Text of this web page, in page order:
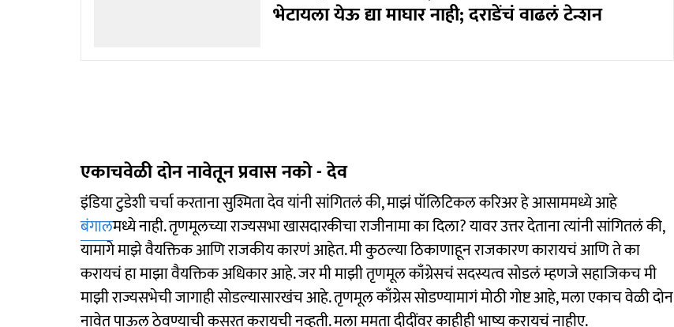
भेटायला येऊ द्या माघार नाही; दराडेंचं वाढलं टेन्शन
एकाचवेळी दोन नावेतून प्रवास नको - देव
इंडिया टुडेशी चर्चा करताना सुश्मिता देव यांनी सांगितलं की, माझं पॉलिटिकल करिअर हे आसाममध्ये आहे
बंगालमध्ये नाही. तृणमूलच्या राज्यसभा खासदारकीचा राजीनामा का दिला? यावर उत्तर देताना त्यांनी सांगितलं की,
यामागे माझे वैयक्तिक आणि राजकीय कारणं आहेत. मी कुठल्या ठिकाणाहून राजकारण कारायचं आणि ते का
करायचं हा माझा वैयक्तिक अधिकार आहे. जर मी माझी तृणमूल काँग्रेसचं सदस्यत्व सोडलं म्हणजे सहाजिकच मी
माझी राज्यसभेची जागाही सोडल्यासारखंच आहे. तृणमूल काँग्रेस सोडण्यामागं मोठी गोष्ट आहे, मला एकाच वेळी दोन